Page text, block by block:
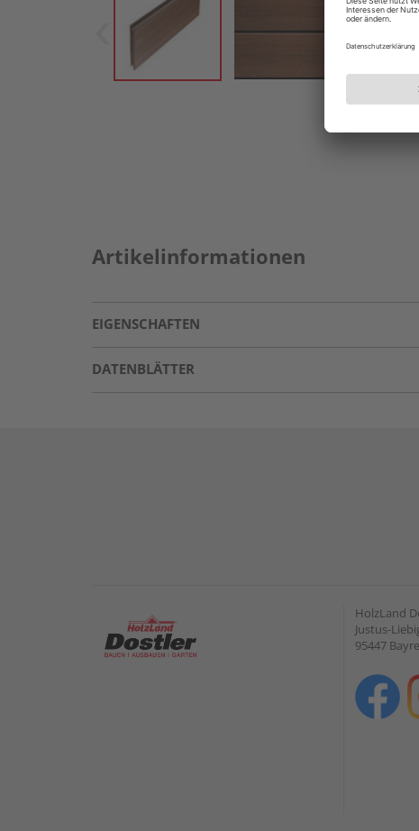
Artikelinformationen
EIGENSCHAFTEN
DATENBLÄTTER
HolzLand
Justus-
95447